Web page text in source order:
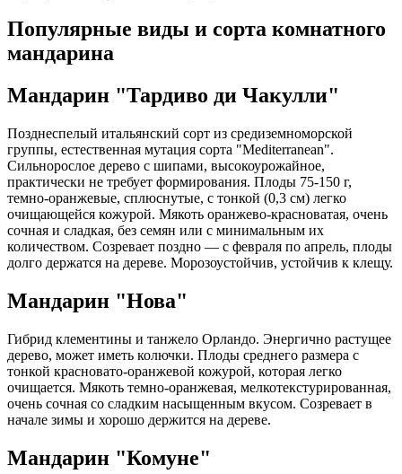
Популярные виды и сорта комнатного
мандарина
Мандарин "Тардиво ди Чакулли"
Позднеспелый итальянский сорт из средиземноморской
группы, естественная мутация сорта "Mediterranean".
Сильнорослое дерево с шипами, высокоурожайное,
практически не требует формирования. Плоды 75-150 г,
темно-оранжевые, сплюснутые, с тонкой (0,3 см) легко
очищающейся кожурой. Мякоть оранжево-красноватая, очень
сочная и сладкая, без семян или с минимальным их
количеством. Созревает поздно — с февраля по апрель, плоды
долго держатся на дереве. Морозоустойчив, устойчив к клещу.​
Мандарин "Нова"
Гибрид клементины и танжело Орландо. Энергично растущее
дерево, может иметь колючки. Плоды среднего размера с
тонкой красновато-оранжевой кожурой, которая легко
очищается. Мякоть темно-оранжевая, мелкотекстурированная,
очень сочная со сладким насыщенным вкусом. Созревает в
начале зимы и хорошо держится на дереве.​
Мандарин "Комуне"